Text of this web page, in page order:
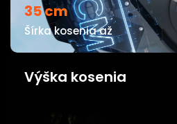
35 cm
Šírka kosenia až
Výška kosenia